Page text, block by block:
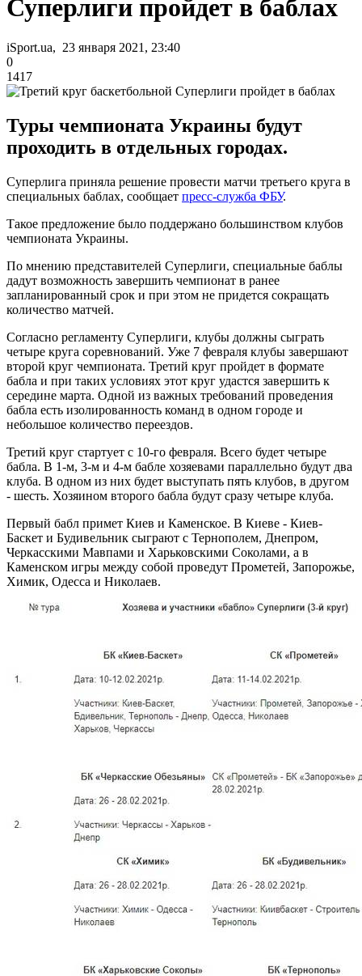
Суперлиги пройдет в баблах
iSport.ua, 23 января 2021, 23:40
0
1417
Туры чемпионата Украины будут
проходить в отдельных городах.
Суперлига приняла решение провести матчи третьего круга в
специальных баблах, сообщает пресс-служба ФБУ.
Такое предложение было поддержано большинством клубов
чемпионата Украины.
По мнению представителей Суперлиги, специальные баблы
дадут возможность завершить чемпионат в ранее
запланированный срок и при этом не придется сокращать
количество матчей.
Согласно регламенту Суперлиги, клубы должны сыграть
четыре круга соревнований. Уже 7 февраля клубы завершают
второй круг чемпионата. Третий круг пройдет в формате
бабла и при таких условиях этот круг удастся завершить к
середине марта. Одной из важных требований проведения
бабла есть изолированность команд в одном городе и
небольшое количество переездов.
Третий круг стартует с 10-го февраля. Всего будет четыре
бабла. В 1-м, 3-м и 4-м бабле хозяевами параллельно будут два
клуба. В одном из них будет выступать пять клубов, в другом
- шесть. Хозяином второго бабла будут сразу четыре клуба.
Первый бабл примет Киев и Каменское. В Киеве - Киев-
Баскет и Будивельник сыграют с Тернополем, Днепром,
Черкасскими Мавпами и Харьковскими Соколами, а в
Каменском игры между собой проведут Прометей, Запорожье,
Химик, Одесса и Николаев.